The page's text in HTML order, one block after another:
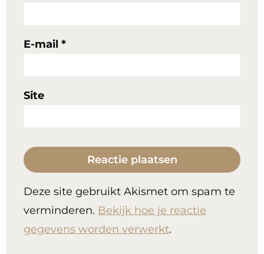
E-mail *
Site
Deze site gebruikt Akismet om spam te
verminderen. Bekijk hoe je reactie
gegevens worden verwerkt.